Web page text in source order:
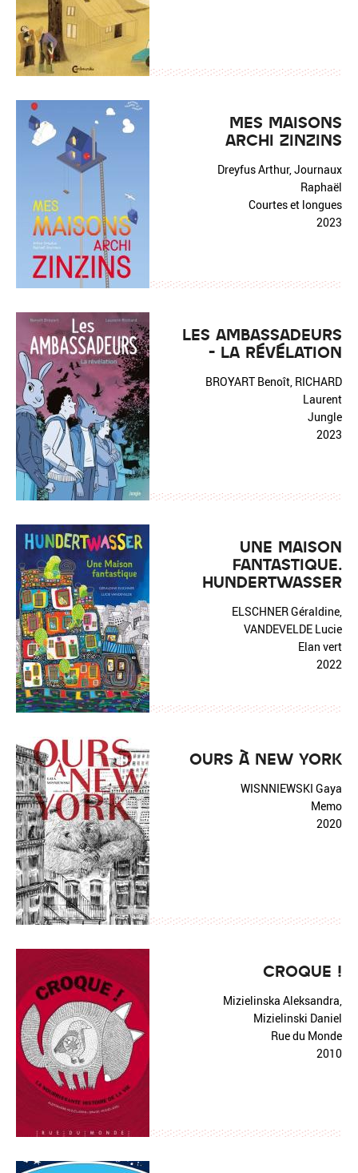
MES MAISONS
ARCHI ZINZINS
Dreyfus Arthur, Journaux
Raphaël
Courtes et longues
2023
LES AMBASSADEURS
- LA RÉVÉLATION
BROYART Benoît, RICHARD
Laurent
Jungle
2023
UNE MAISON
FANTASTIQUE.
HUNDERTWASSER
ELSCHNER Géraldine,
VANDEVELDE Lucie
Elan vert
2022
OURS À NEW YORK
WISNNIEWSKI Gaya
Memo
2020
CROQUE !
Mizielinska Aleksandra,
Mizielinski Daniel
Rue du Monde
2010